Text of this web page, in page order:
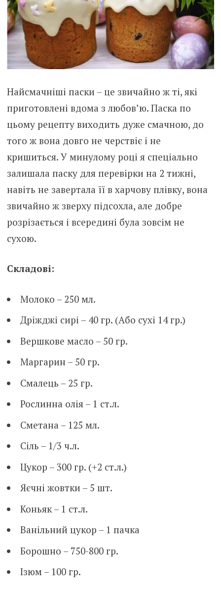
Найсмачніші паски – це звичайно ж ті, які
приготовлені вдома з любов’ю. Паска по
цьому рецепту виходить дуже смачною, до
того ж вона довго не черствіє і не
кришиться. У минулому році я спеціально
залишала паску для перевірки на 2 тижні,
навіть не завертала її в харчову плівку, вона
звичайно ж зверху підсохла, але добре
розрізається і всередині була зовсім не
сухою.
Складові:
Молоко – 250 мл.
Дріжджі сирі – 40 гр. (Або сухі 14 гр.)
Вершкове масло – 50 гр.
Маргарин – 50 гр.
Смалець – 25 гр.
Рослинна олія – 1 ст.л.
Сметана – 125 мл.
Сіль – 1/3 ч.л.
Цукор – 300 гр. (+2 ст.л.)
Яєчні жовтки – 5 шт.
Коньяк – 1 ст.л.
Ванільний цукор – 1 пачка
Борошно – 750-800 гр.
Ізюм – 100 гр.